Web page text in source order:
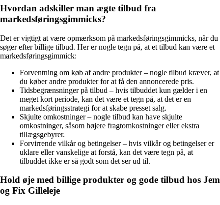
Hvordan adskiller man ægte tilbud fra
markedsføringsgimmicks?
Det er vigtigt at være opmærksom på markedsføringsgimmicks, når du
søger efter billige tilbud. Her er nogle tegn på, at et tilbud kan være et
markedsføringsgimmick:
Forventning om køb af andre produkter – nogle tilbud kræver, at
du køber andre produkter for at få den annoncerede pris.
Tidsbegrænsninger på tilbud – hvis tilbuddet kun gælder i en
meget kort periode, kan det være et tegn på, at det er en
markedsføringsstrategi for at skabe presset salg.
Skjulte omkostninger – nogle tilbud kan have skjulte
omkostninger, såsom højere fragtomkostninger eller ekstra
tillægsgebyrer.
Forvirrende vilkår og betingelser – hvis vilkår og betingelser er
uklare eller vanskelige at forstå, kan det være tegn på, at
tilbuddet ikke er så godt som det ser ud til.
Hold øje med billige produkter og gode tilbud hos Jem
og Fix Gilleleje